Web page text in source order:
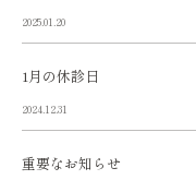
2025.01.20
1月の休診日
2024.12.31
重要なお知らせ